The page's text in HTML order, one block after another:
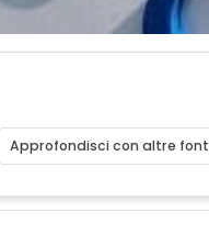
Approfondisci con altre